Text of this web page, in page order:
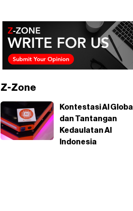
Z-Zone
Kontestasi AI Global
dan Tantangan
Kedaulatan AI
Indonesia